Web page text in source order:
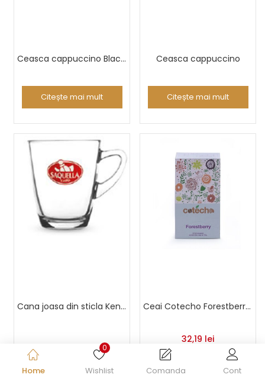
Home
0
Wishlist Comanda Cont
Ceasca cappuccino Black prestige
Citește mai mult
Ceasca cappuccino
Citește mai mult
Cana joasa din sticla Kenya
Citește mai mult
Ceai Cotecho Forestberry 20 buc
32,19 lei
Adaugă în coș